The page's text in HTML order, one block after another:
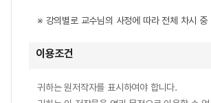
※ 강의별로 교수님의 사정에 따라 전체 차시
이용조건
귀하는 원저작자를 표시하여야 합니다.